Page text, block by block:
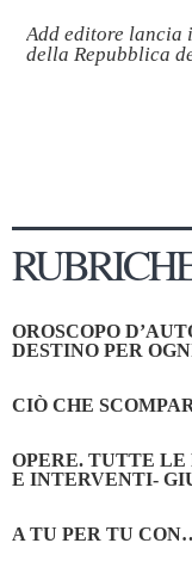
Add editore lancia
della Repubblica
OROSCOPO
DESTINO PER
CIÒ CHE
OPERE. TUTTE LE
E INTERVENTI-
A TU PER TU